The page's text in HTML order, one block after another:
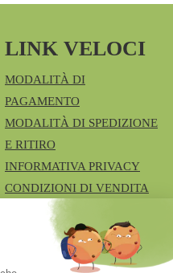
LINK VELOCI
MODALITÀ DI
PAGAMENTO
MODALITÀ DI SPEDIZIONE
E RITIRO
INFORMATIVA PRIVACY
CONDIZIONI DI VENDITA
COOKIE POLICY